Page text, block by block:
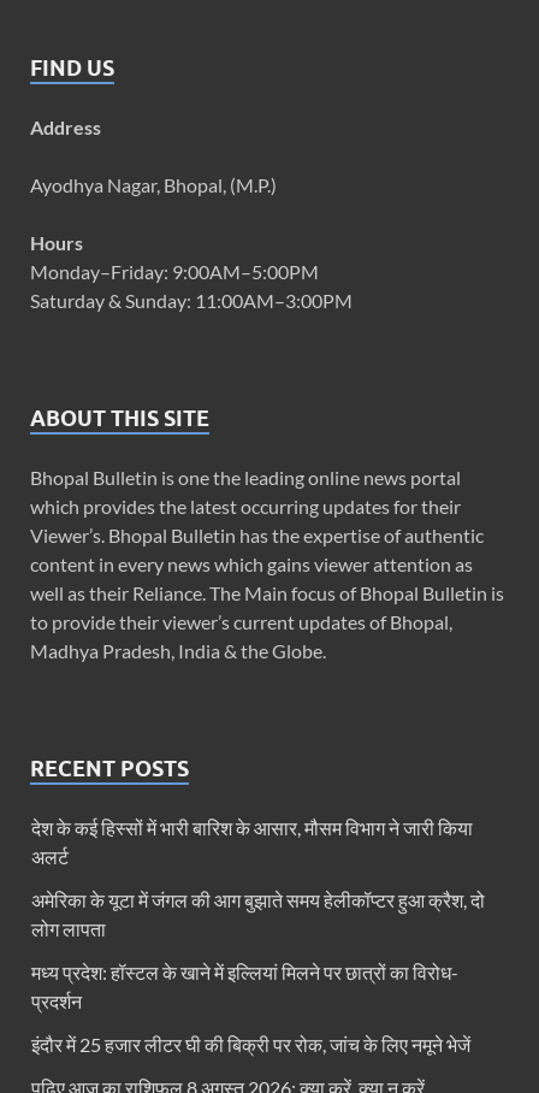
FIND US
Address
Ayodhya Nagar, Bhopal, (M.P.)
Hours
Monday–Friday: 9:00AM–5:00PM
Saturday & Sunday: 11:00AM–3:00PM
ABOUT THIS SITE
Bhopal Bulletin is one the leading online news portal
which provides the latest occurring updates for their
Viewer’s. Bhopal Bulletin has the expertise of authentic
content in every news which gains viewer attention as
well as their Reliance. The Main focus of Bhopal Bulletin is
to provide their viewer’s current updates of Bhopal,
Madhya Pradesh, India & the Globe.
RECENT POSTS
देश के कई हिस्सों में भारी बारिश के आसार, मौसम विभाग ने जारी किया
अलर्ट
अमेरिका के यूटा में जंगल की आग बुझाते समय हेलीकॉप्टर हुआ क्रैश, दो
लोग लापता
मध्य प्रदेश: हॉस्टल के खाने में इल्लियां मिलने पर छात्रों का विरोध-
प्रदर्शन
इंदौर में 25 हजार लीटर घी की बिक्री पर रोक, जांच के लिए नमूने भेजें
पढ़िए आज का राशिफल 8 अगस्त 2026: क्या करें, क्या न करें…